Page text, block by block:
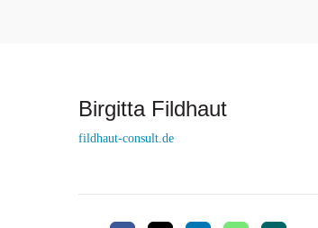
Birgitta Fildhaut
fildhaut-consult.de